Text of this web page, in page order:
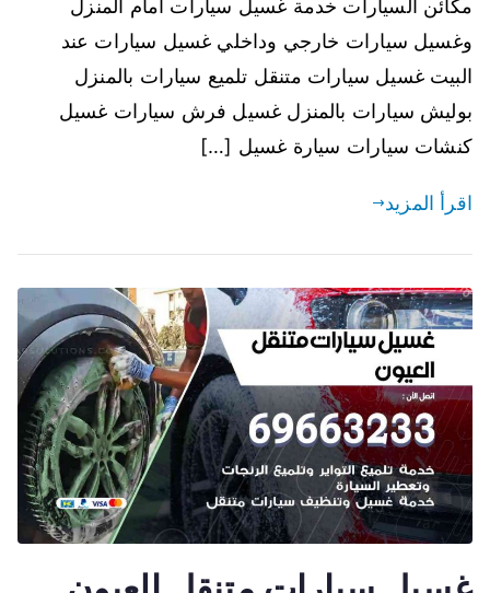
مكائن السيارات خدمة غسيل سيارات امام المنزل
وغسيل سيارات خارجي وداخلي غسيل سيارات عند
البيت غسيل سيارات متنقل تلميع سيارات بالمنزل
بوليش سيارات بالمنزل غسيل فرش سيارات غسيل
كنشات سيارات سيارة غسيل […]
اقرأ المزيد